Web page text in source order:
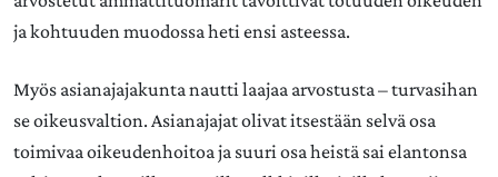
ja kohtuuden muodossa heti ensi asteessa.
Myös asianajajakunta nautti laajaa arvostusta – turvasihan
se oikeusvaltion. Asianajajat olivat itsestään selvä osa
toimivaa oikeudenhoitoa ja suuri osa heistä sai elantonsa